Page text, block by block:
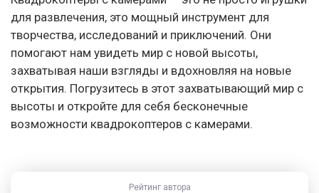
для развлечения, это мощный инструмент для
творчества, исследований и приключений. Они
помогают нам увидеть мир с новой высоты,
захватывая наши взгляды и вдохновляя на новые
открытия. Погрузитесь в этот захватывающий мир с
высоты и откройте для себя бесконечные
возможности квадрокоптеров с камерами.
Рейтинг автора